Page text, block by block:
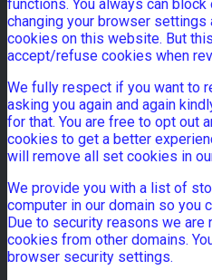
functions. You always can
changing your browser
cookies on this website. But
accept/refuse cookies when
We fully respect if you want to
asking you again and again
for that. You are free to opt out
cookies to get a better
will remove all set cookies in
We provide you with a list of
computer in our domain so you
Due to security reasons we
cookies from other domains.
browser security settings.